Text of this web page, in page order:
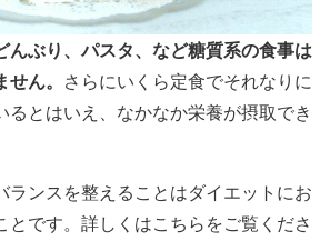
んぶり、パスタ、など糖質系の食事は
ん。 さらにいくら定食でそれなりに
るとはいえ、なかなか栄養が摂取でき
ランスを整えることはダイエットにお
とです。詳しくはこちらをご覧くださ